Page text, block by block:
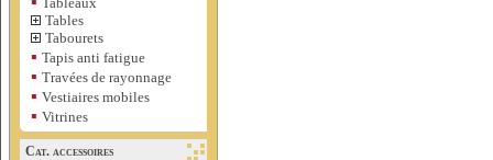
Tables
Tabourets
▪ Tapis anti fatigue
▪ Travées de rayonnage
▪ Vestiaires mobiles
▪ Vitrines
Cat. accessoires